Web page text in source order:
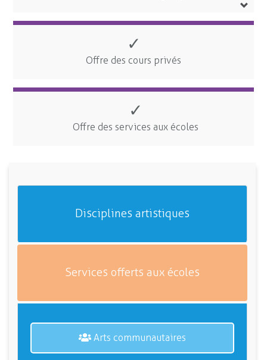
✓
Offre des cours privés
✓
Offre des services aux écoles
Disciplines artistiques
Services offerts aux écoles
Arts communautaires